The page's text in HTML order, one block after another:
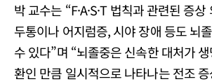
박 교수는 “F·A·S·T 법칙과 관련된 증
두통이나 어지럼증, 시야 장애 등도 뇌
수 있다”며 “뇌졸중은 신속한 대처가
환인 만큼 일시적으로 나타나는 전조